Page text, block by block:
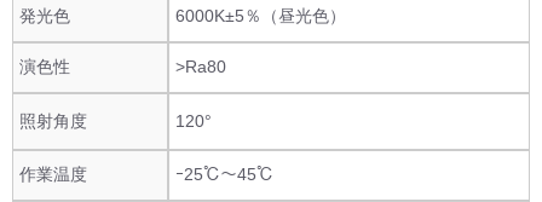
発光色 6000K±5％（昼光色）
演色性 >Ra80
照射角度 120°
作業温度 ｰ25℃～45℃